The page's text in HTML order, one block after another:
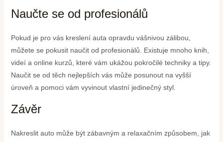
Naučte se od profesionálů
Pokud je pro vás kreslení auta opravdu vášnivou zálibou,
můžete se pokusit naučit od profesionálů. Existuje mnoho knih,
videí a online kurzů, které vám ukážou pokročilé techniky a tipy.
Naučit se od těch nejlepších vás může posunout na vyšší
úroveň a pomoci vám vyvinout vlastní jedinečný styl.
Závěr
Nakreslit auto může být zábavným a relaxačním způsobem, jak